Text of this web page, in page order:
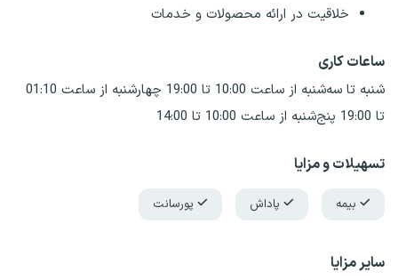
خلاقیت در ارائه محصولات و خدمات
ساعات کاری
شنبه تا سه‌شنبه از ساعت 10:00 تا 19:00 چهارشنبه از ساعت 01:10
تا 19:00 پنج‌شنبه از ساعت 10:00 تا 14:00
تسهیلات و مزایا
بیمه پاداش پورسانت
سایر مزایا